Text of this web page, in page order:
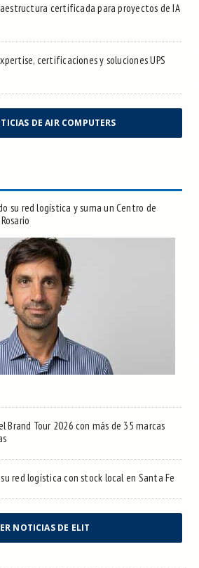
certificada para proyectos de IA
certificaciones y soluciones UPS
DE AIR COMPUTERS
su red logística y suma un Centro de
Brand Tour 2026 con más de 35 marcas
red logística con stock local en Santa Fe
NOTICIAS DE ELIT